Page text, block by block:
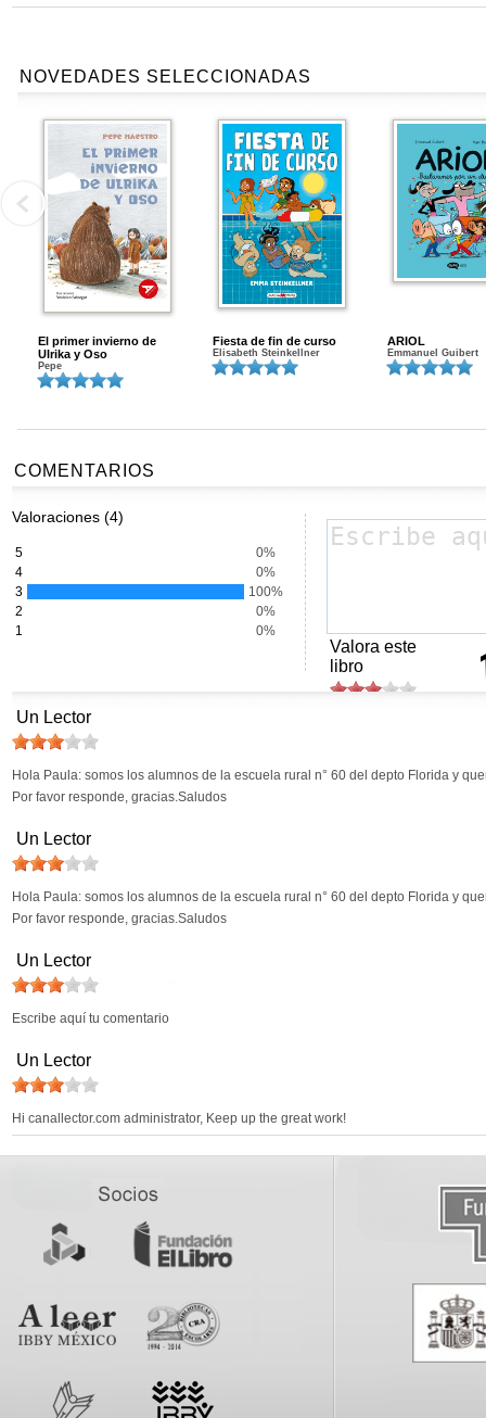
NOVEDADES SELECCIONADAS
El primer invierno de
Ulrika y Oso
Pepe
Fiesta de fin de curso
Elisabeth Steinkellner
ARIOL
Emmanuel Guibert
COMENTARIOS
Valoraciones (4)
5
0%
4
0%
3
100%
2
0%
1
0%
Valora este
libro
Un Lector
Hola Paula: somos los alumnos de la escuela rural n° 60 del depto Florida y
Por favor responde, gracias.Saludos
Un Lector
Hola Paula: somos los alumnos de la escuela rural n° 60 del depto Florida y
Por favor responde, gracias.Saludos
Un Lector
Escribe aquí tu comentario
Un Lector
Hi canallector.com administrator, Keep up the great work!